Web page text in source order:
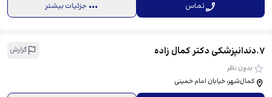
تماس جزئیات بیشتر
7
.دندانپزشکی دکتر کمال زاده
گزارش
بدون نظر
کمال‌شهر، خیابان امام خمینی